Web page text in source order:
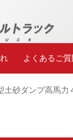
よくあるご
土砂ダンプ高馬力